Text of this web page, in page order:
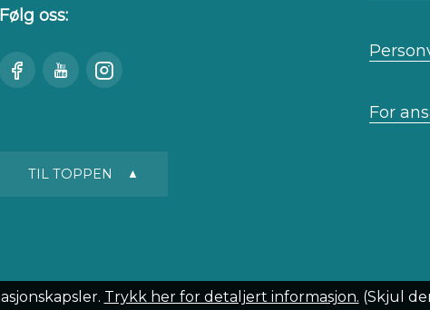
Følg oss:
BesøkSe
Besøk
For
TIL TOPPEN
Trykk her for detaljert informasjon. (Skjul